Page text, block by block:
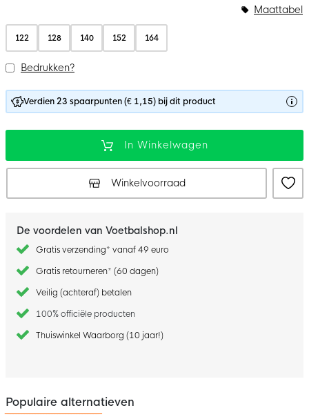
122 128 140 152 164
Maattabel
Bedrukken?
Verdien 23 spaarpunten (€ 1,15) bij dit product
In Winkelwagen
Winkelvoorraad
De voordelen van Voetbalshop.nl
Gratis verzending* vanaf 49 euro
Gratis retourneren* (60 dagen)
Veilig (achteraf) betalen
100% officiële producten
Thuiswinkel Waarborg (10 jaar!)
Populaire alternatieven